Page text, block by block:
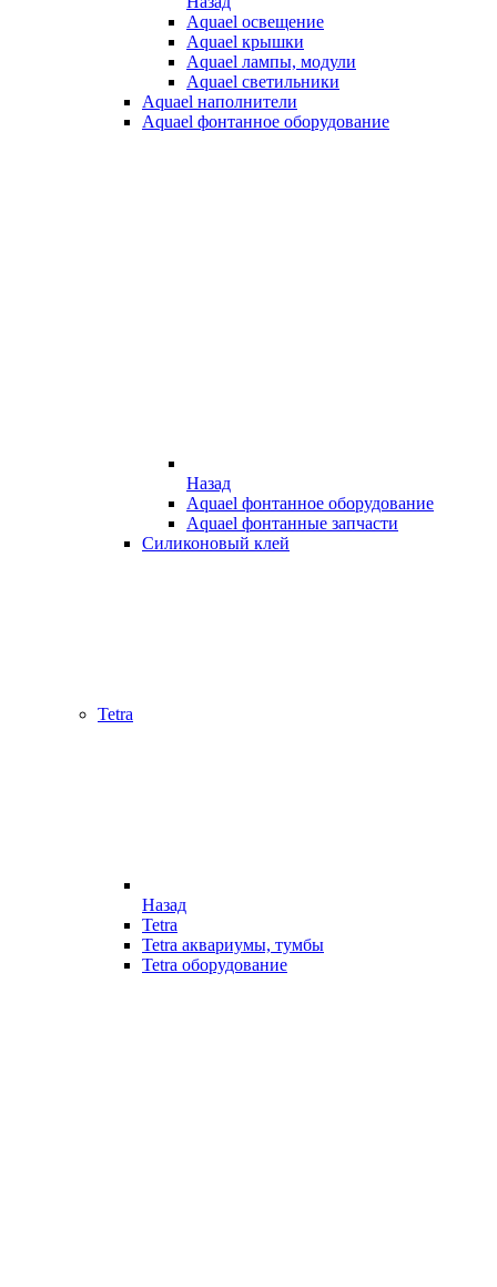
Aquael освещение
Aquael крышки
Aquael лампы, модули
Aquael светильники
Aquael наполнители
Aquael фонтанное оборудование
Назад
Aquael фонтанное оборудование
Aquael фонтанные запчасти
Силиконовый клей
Tetra
Назад
Tetra
Tetra аквариумы, тумбы
Tetra оборудование